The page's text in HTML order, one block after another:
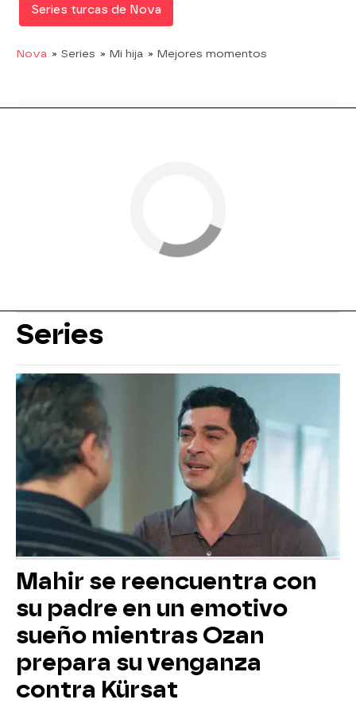
Series turcas de Nova
Nova » Series » Mi hija » Mejores momentos
Series
Mahir se reencuentra con
su padre en un emotivo
sueño mientras Ozan
prepara su venganza
contra Kürsat